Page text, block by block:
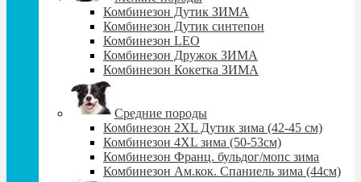
Комбинезон Дутик ЗИМА
Комбинезон Дутик синтепон
Комбинезон LEO
Комбинезон Дружок ЗИМА
Комбинезон Кокетка ЗИМА
Средние породы
Комбинезон 2XL Дутик зима (42-45 см)
Комбинезон 4XL зима (50-53см)
Комбинезон Франц. бульдог/мопс зима
Комбинезон Ам.кок. Спаниель зима (44см)